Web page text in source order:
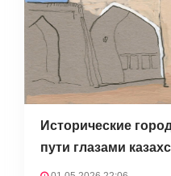
Исторические
пути глазами